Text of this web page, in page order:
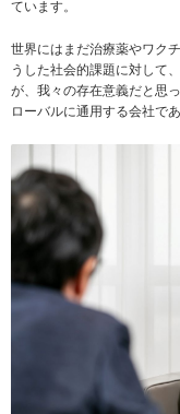
ています。
世界にはまだ治療薬やワク
うした社会的課題に対して
が、我々の存在意義だと思
ローバルに通用する会社で